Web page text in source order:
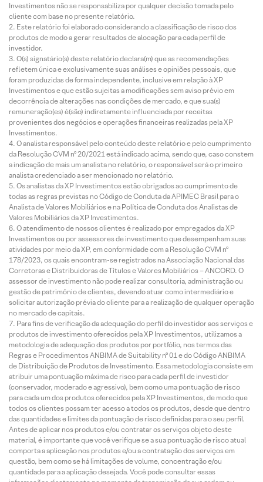
Investimentos não se responsabiliza por qualquer decisão tomada pelo
cliente com base no presente relatório.
Este relatório foi elaborado considerando a classificação de risco dos
produtos de modo a gerar resultados de alocação para cada perfil de
investidor.
O(s) signatário(s) deste relatório declara(m) que as recomendações
refletem única e exclusivamente suas análises e opiniões pessoais, que
foram produzidas de forma independente, inclusive em relação à XP
Investimentos e que estão sujeitas a modificações sem aviso prévio em
decorrência de alterações nas condições de mercado, e que sua(s)
remuneração(es) é(são) indiretamente influenciada por receitas
provenientes dos negócios e operações financeiras realizadas pela XP
Investimentos.
O analista responsável pelo conteúdo deste relatório e pelo cumprimento
da Resolução CVM nº 20/2021 está indicado acima, sendo que, caso constem
a indicação de mais um analista no relatório, o responsável será o primeiro
analista credenciado a ser mencionado no relatório.
Os analistas da XP Investimentos estão obrigados ao cumprimento de
todas as regras previstas no Código de Conduta da APIMEC Brasil para o
Analista de Valores Mobiliários e na Política de Conduta dos Analistas de
Valores Mobiliários da XP Investimentos.
O atendimento de nossos clientes é realizado por empregados da XP
Investimentos ou por assessores de investimento que desempenham suas
atividades por meio da XP, em conformidade com a Resolução CVM nº
178/2023, os quais encontram-se registrados na Associação Nacional das
Corretoras e Distribuidoras de Títulos e Valores Mobiliários – ANCORD. O
assessor de investimento não pode realizar consultoria, administração ou
gestão de patrimônio de clientes, devendo atuar como intermediário e
solicitar autorização prévia do cliente para a realização de qualquer operação
no mercado de capitais.
Para fins de verificação da adequação do perfil do investidor aos serviços e
produtos de investimento oferecidos pela XP Investimentos, utilizamos a
metodologia de adequação dos produtos por portfólio, nos termos das
Regras e Procedimentos ANBIMA de Suitability nº 01 e do Código ANBIMA
de Distribuição de Produtos de Investimento. Essa metodologia consiste em
atribuir uma pontuação máxima de risco para cada perfil de investidor
(conservador, moderado e agressivo), bem como uma pontuação de risco
para cada um dos produtos oferecidos pela XP Investimentos, de modo que
todos os clientes possam ter acesso a todos os produtos, desde que dentro
das quantidades e limites da pontuação de risco definidas para o seu perfil.
Antes de aplicar nos produtos e/ou contratar os serviços objeto deste
material, é importante que você verifique se a sua pontuação de risco atual
comporta a aplicação nos produtos e/ou a contratação dos serviços em
questão, bem como se há limitações de volume, concentração e/ou
quantidade para a aplicação desejada. Você pode consultar essas